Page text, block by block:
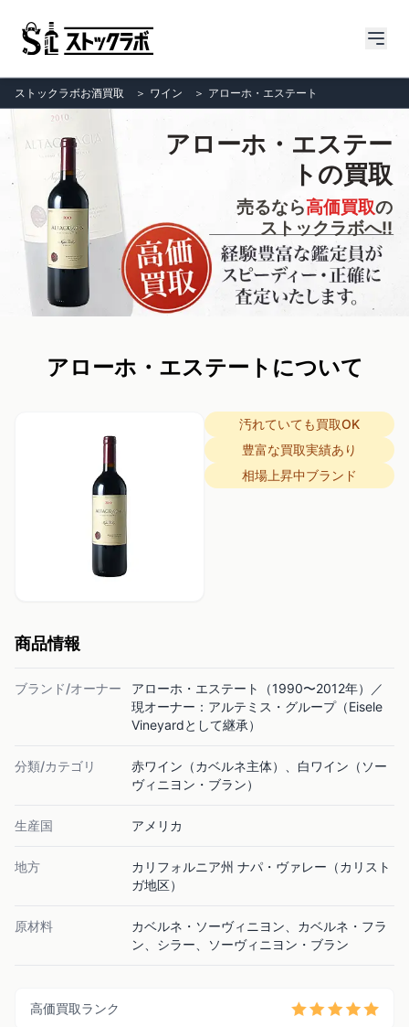
ストックラボお酒買取 ＞ ワイン ＞ アローホ・エステート
アローホ・エステー
トの買取
売るなら高価買取の
ストックラボへ!!
アローホ・エステートについて
汚れていても買取OK
豊富な買取実績あり
相場上昇中ブランド
商品情報
ブランド/オーナー
アローホ・エステート（1990〜2012年）／
現オーナー：アルテミス・グループ（Eisele
Vineyardとして継承）
分類/カテゴリ
赤ワイン（カベルネ主体）、白ワイン（ソー
ヴィニヨン・ブラン）
生産国 アメリカ
地方
カリフォルニア州 ナパ・ヴァレー（カリスト
ガ地区）
原材料
カベルネ・ソーヴィニヨン、カベルネ・フラ
ン、シラー、ソーヴィニヨン・ブラン
高価買取ランク